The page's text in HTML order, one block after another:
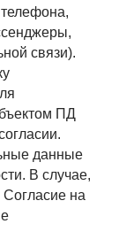
связи).
ПД
данные
В случае,
Согласие на